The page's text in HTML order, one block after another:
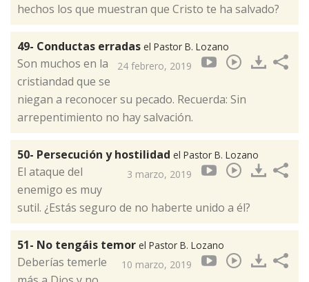
hechos los que muestran que Cristo te ha salvado?
49- Conductas erradas el Pastor B. Lozano
24 febrero, 2019
Son muchos en la
cristiandad que se
niegan a reconocer su pecado. Recuerda: Sin
arrepentimiento no hay salvación.
50- Persecución y hostilidad el Pastor B. Lozano
3 marzo, 2019
El ataque del
enemigo es muy
sutil. ¿Estás seguro de no haberte unido a él?
51- No tengáis temor el Pastor B. Lozano
10 marzo, 2019
Deberías temerle